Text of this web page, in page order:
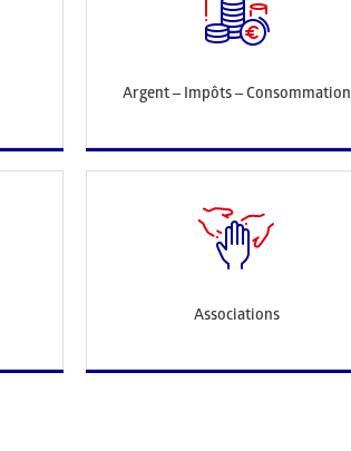
Argent – Impôts – Consommation
Associations